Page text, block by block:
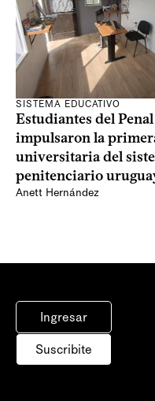
SISTEMA EDUCATIVO
Estudiantes del
impulsaron la
universitaria del
penitenciario
Anett Hernández
Ingresar
Suscribite